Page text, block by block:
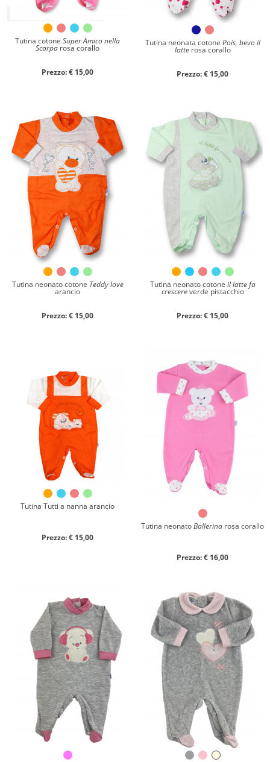
Tutina cotone Super Amico nella
Scarpa rosa corallo
Prezzo: € 15,00
Tutina neonata cotone Pois, bevo il
latterosa corallo
Prezzo: € 15,00
Tutina neonato cotone Teddy love
arancio
Prezzo: € 15,00
Tutina neonato cotone il latte fa
crescereverde pistacchio
Prezzo: € 15,00
Tutina Tutti a nanna arancio
Prezzo: € 15,00
Tutina neonatoBallerina rosa corallo
Prezzo: € 16,00